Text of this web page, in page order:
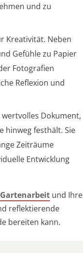
und zu
Kreativität. Neben
Gefühle zu Papier
Fotografien
Reflexion und
Dokument,
hinweg festhält. Sie
Zeiträume
Entwicklung
Gartenarbeit und Ihre
reflektierende
bereiten kann.